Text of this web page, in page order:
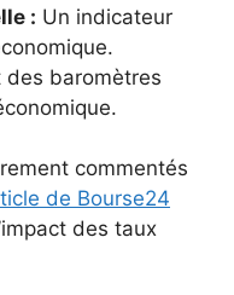
: Un indicateur
des baromètres
commentés
de Bourse24
des taux